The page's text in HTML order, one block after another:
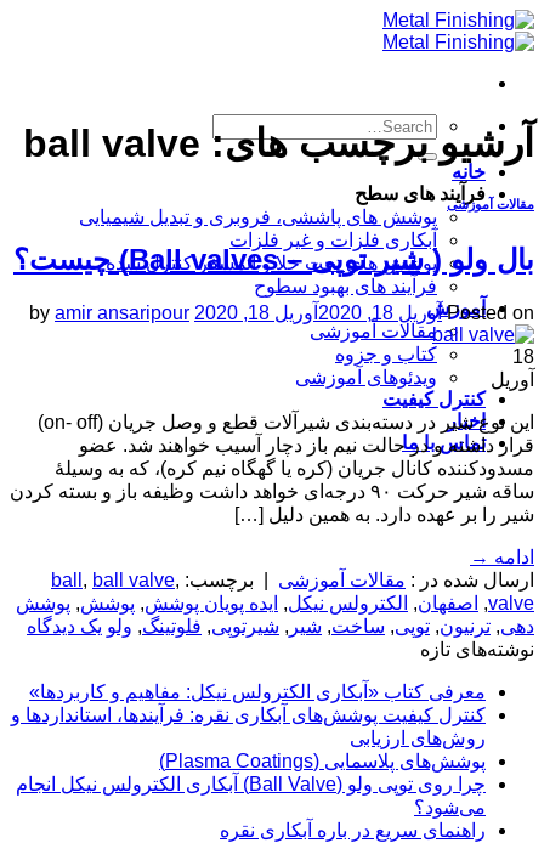
Skip
to
خانه
فرآیند های سطح
پوشش های پاششی، فروبری و تبدیل شیمیایی
آبکاری فلزات و غیر فلزات
پوشش های تحت خلا و اتمسفر کنترل شده
فرآیند های بهبود سطوح
آموزش
مقالات آموزشی
کتاب و جزوه
ویدئوهای آموزشی
کنترل کیفیت
اخبار
تماس با ما
آرشیو برچسب های: ball valve
مقالات آموزشی
بال ولو ( شیر توپی – Ball valves) چیست؟
Posted on آوریل 18, 2020 آوریل 18, 2020 by amir ansaripour
18
آوریل
این نوع شیر در دسته‌بندی شیرآلات قطع و وصل جریان (on- off)
قرار داشته و در حالت نیم باز دچار آسیب خواهند شد. عضو
مسدودکننده کانال جریان (کره یا گهگاه نیم کره)، که به وسیلهٔ
ساقه شیر حرکت ۹۰ درجه‌ای خواهد داشت وظیفه باز و بسته کردن
شیر را بر عهده دارد. به همین دلیل […]
ادامه →
ارسال شده در : مقالات آموزشی برچسب: ball , ball valve,
valve
, اصفهان, الکترولس نیکل, ایده پویان پوشش, پوشش, پوشش
دهی, ترنیون, توپی, ساخت, شیر , شیرتوپی, فلوتینگ, ولو یک دیدگاه
نوشته‌های تازه
معرفی کتاب «آبکاری الکترولس نیکل: مفاهیم و کاربردها»
کنترل کیفیت پوشش‌های آبکاری نقره: فرآیندها، استانداردها و
روش‌های ارزیابی
پوشش‌های پلاسمایی (Plasma Coatings)
چرا روی توپی‌ ولو (Ball Valve) آبکاری الکترولس نیکل انجام
می‌شود؟
راهنمای سریع در باره آبکاری نقره